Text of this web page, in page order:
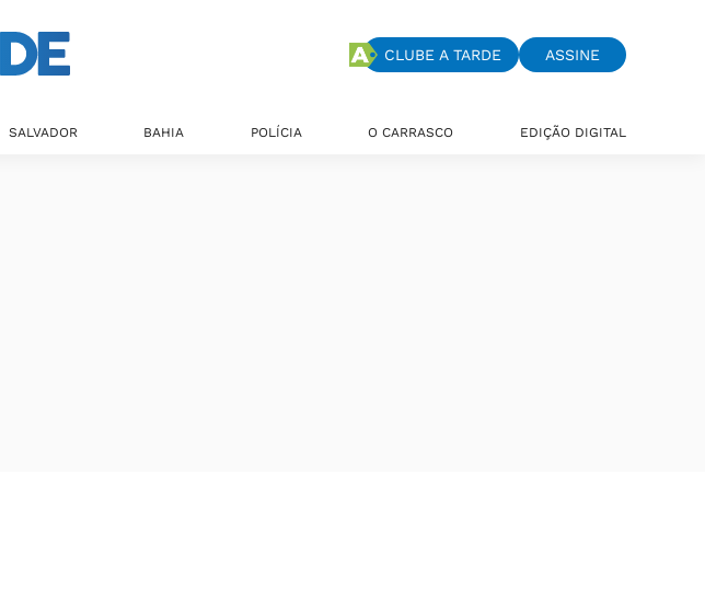
CLUBE A TARDE ASSINE
SALVADOR BAHIA POLÍCIA O CARRASCO EDIÇÃO DIGITAL